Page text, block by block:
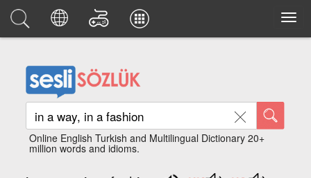
Online English Turkish and Multilingual Dictionary 20+
million words and idioms.